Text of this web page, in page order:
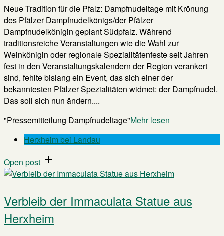
Neue Tradition für die Pfalz: Dampfnudeltage mit Krönung
des Pfälzer Dampfnudelkönigs/der Pfälzer
Dampfnudelkönigin geplant Südpfalz. Während
traditionsreiche Veranstaltungen wie die Wahl zur
Weinkönigin oder regionale Spezialitätenfeste seit Jahren
fest in den Veranstaltungskalendern der Region verankert
sind, fehlte bislang ein Event, das sich einer der
bekanntesten Pfälzer Spezialitäten widmet: der Dampfnudel.
Das soll sich nun ändern....
"Pressemitteilung Dampfnudeltage"Mehr lesen
Herxheim bei Landau
Open post
Verbleib der Immaculata Statue aus
Herxheim